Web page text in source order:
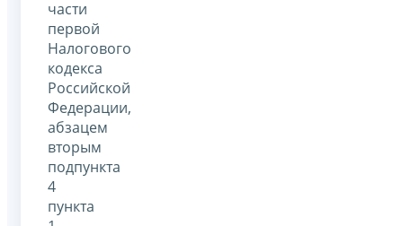
части
первой
Налогового
кодекса
Российской
Федерации,
абзацем
вторым
подпункта
4
пункта